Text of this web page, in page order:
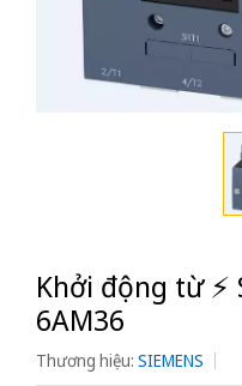
Khởi động từ ⚡️
6AM36
Thương hiệu: SIEMENS